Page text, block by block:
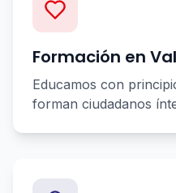
Formación en
Educamos con
forman ciudadanos